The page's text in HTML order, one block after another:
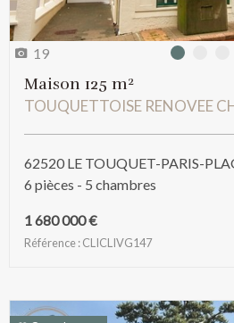
19 Photo 0
Maison 125 m²
6 pièces - 5 chambres
1 680 000 €
Référence : CLICLIVG147